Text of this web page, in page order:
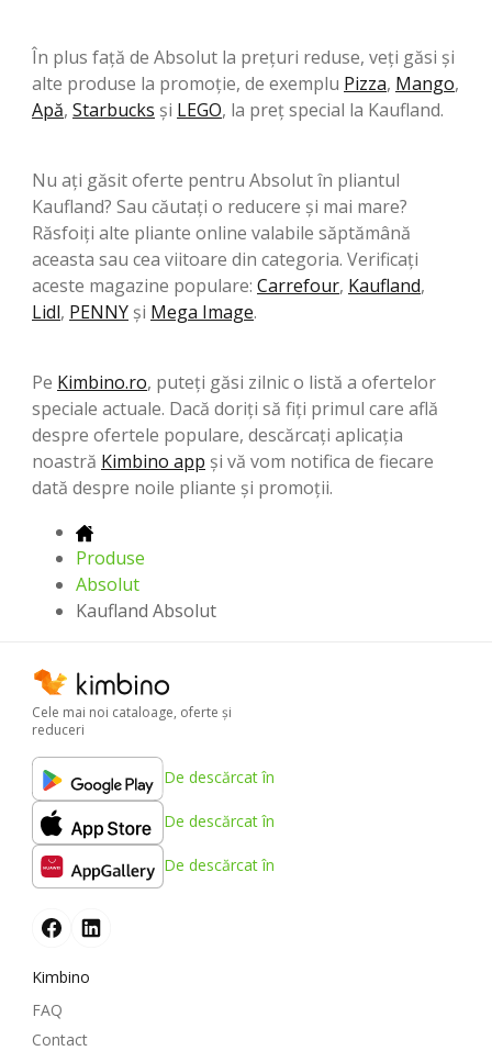
În plus față de Absolut la prețuri reduse, veți găsi și
alte produse la promoție, de exemplu Pizza, Mango,
Apă, Starbucks şi LEGO, la preț special la Kaufland.
Nu ați găsit oferte pentru Absolut în pliantul
Kaufland? Sau căutați o reducere și mai mare?
Răsfoiți alte pliante online valabile săptămână
aceasta sau cea viitoare din categoria. Verificați
aceste magazine populare: Carrefour, Kaufland,
Lidl, PENNY şi Mega Image.
Pe Kimbino.ro, puteți găsi zilnic o listă a ofertelor
speciale actuale. Dacă doriți să fiți primul care află
despre ofertele populare, descărcați aplicația
noastră Kimbino app și vă vom notifica de fiecare
dată despre noile pliante și promoții.
Produse
Absolut
Kaufland Absolut
Cele mai noi cataloage, oferte şi
reduceri
De descărcat în
De descărcat în
De descărcat în
Kimbino
FAQ
Contact